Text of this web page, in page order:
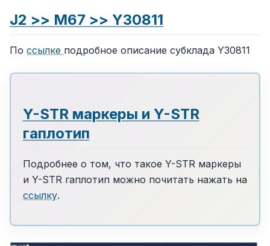
J2 >> M67 >> Y30811
По ссылке подробное описание субклада Y30811
Y-STR маркеры и Y-STR
гаплотип
Подробнее о том, что такое Y-STR маркеры
и Y-STR гаплотип можно почитать нажать на
ссылку.